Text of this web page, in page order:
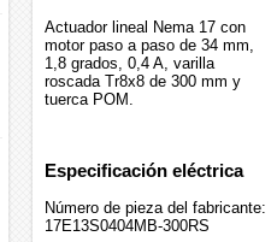
Actuador lineal Nema 17 con
motor paso a paso de 34 mm,
1,8 grados, 0,4 A, varilla
roscada Tr8x8 de 300 mm y
tuerca POM.
Especificación eléctrica
Número de pieza del fabricante:
17E13S0404MB-300RS